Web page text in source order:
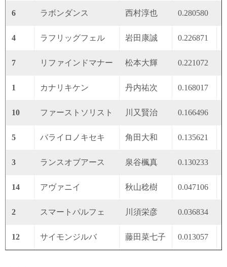
6 ラボンダンス 西村淳也 0.280580
4 ラフリッグフェル 岩田康誠 0.226871
7 リファインドマナー 松本大輝 0.221072
1 カナリキケン 丹内祐次 0.168017
10 ファーストソリスト 川又賢治 0.166496
5 バライロノキセキ 角田大和 0.135621
3 ランスオブアース 泉谷楓真 0.130233
14 アヴァニイ 秋山稔樹 0.047106
2 スマートパルフェ 川須栄彦 0.036834
12 サイモンジルバ 藤田菜七子 0.013057